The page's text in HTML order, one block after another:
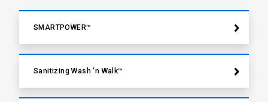
SMARTPOWER™
Sanitizing Wash ‘n Walk™